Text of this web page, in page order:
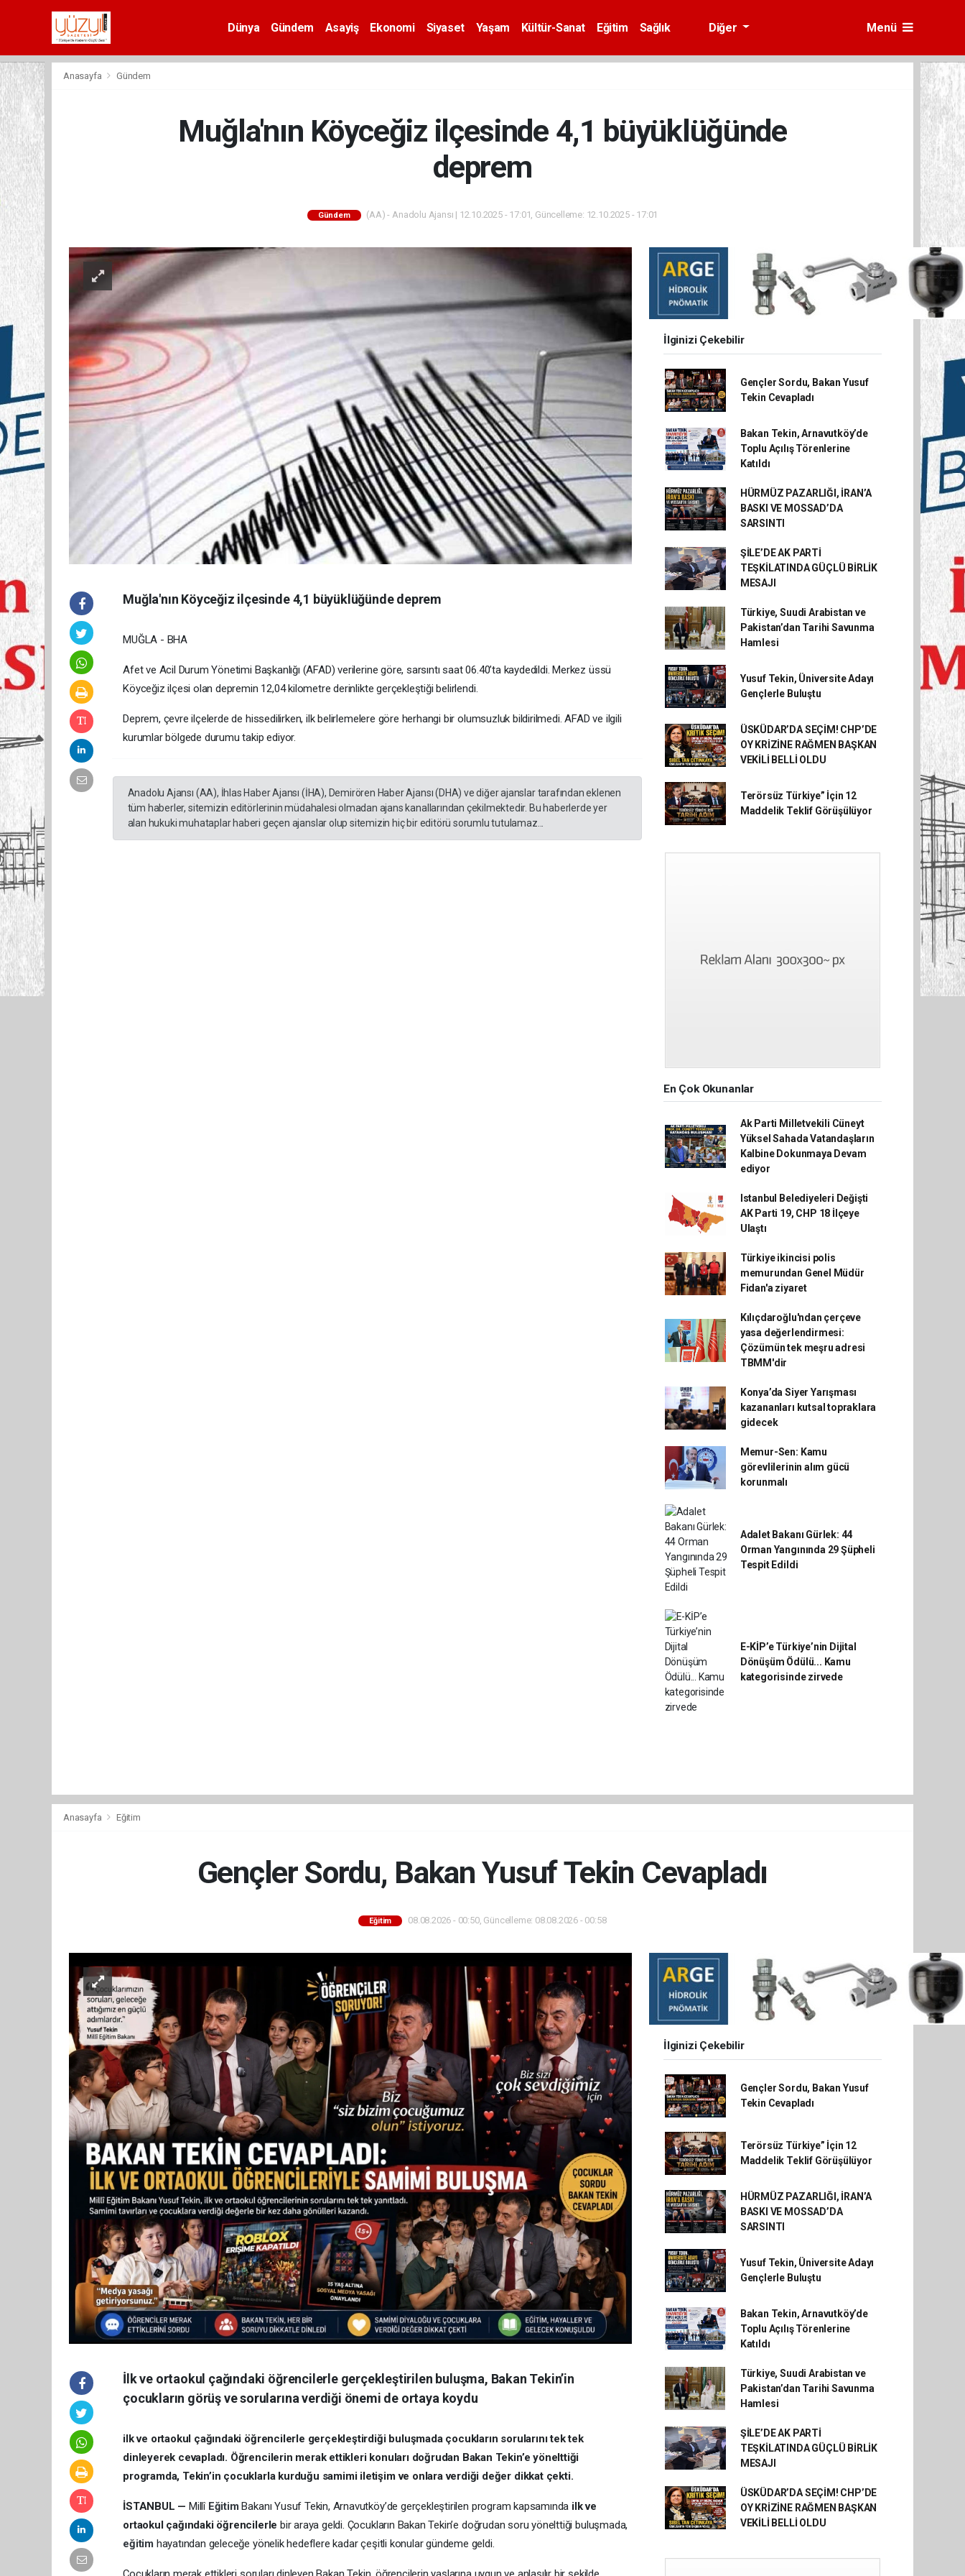
Dünya Gündem Asayiş Ekonomi Siyaset Yaşam Kültür-Sanat Eğitim
Sağlık
Diğer Menü
Anasayfa Gündem
Muğla'nın Köyceğiz ilçesinde 4,1 büyüklüğünde
deprem
Gündem (AA) - Anadolu Ajansı | 12.10.2025 - 17:01, Güncelleme: 12.10.2025 - 17:01
Muğla'nın Köyceğiz ilçesinde 4,1 büyüklüğünde deprem
MUĞLA - BHA
Afet ve Acil Durum Yönetimi Başkanlığı (AFAD) verilerine göre, sarsıntı saat 06.40’ta kaydedildi. Merkez üssü
Köyceğiz ilçesi olan depremin 12,04 kilometre derinlikte gerçekleştiği belirlendi.
Deprem, çevre ilçelerde de hissedilirken, ilk belirlemelere göre herhangi bir olumsuzluk bildirilmedi. AFAD ve ilgili
kurumlar bölgede durumu takip ediyor.
Anadolu Ajansı (AA), İhlas Haber Ajansı (İHA), Demirören Haber Ajansı (DHA) ve diğer ajanslar tarafından eklenen
tüm haberler, sitemizin editörlerinin müdahalesi olmadan ajans kanallarından çekilmektedir. Bu haberlerde yer
alan hukuki muhataplar haberi geçen ajanslar olup sitemizin hiç bir editörü sorumlu tutulamaz...
İlginizi Çekebilir
Gençler Sordu, Bakan Yusuf
Tekin Cevapladı
Bakan Tekin, Arnavutköy’de
Toplu Açılış Törenlerine
Katıldı
HÜRMÜZ PAZARLIĞI, İRAN’A
BASKI VE MOSSAD’DA
SARSINTI
ŞİLE’DE AK PARTİ
TEŞKİLATINDA GÜÇLÜ BİRLİK
MESAJI
Türkiye, Suudi Arabistan ve
Pakistan’dan Tarihi Savunma
Hamlesi
Yusuf Tekin, Üniversite Adayı
Gençlerle Buluştu
ÜSKÜDAR’DA SEÇİM! CHP’DE
OY KRİZİNE RAĞMEN BAŞKAN
VEKİLİ BELLİ OLDU
Terörsüz Türkiye” İçin 12
Maddelik Teklif Görüşülüyor
En Çok Okunanlar
Ak Parti Milletvekili Cüneyt
Yüksel Sahada Vatandaşların
Kalbine Dokunmaya Devam
ediyor
Istanbul Belediyeleri Değişti
AK Parti 19, CHP 18 İlçeye
Ulaştı
Türkiye ikincisi polis
memurundan Genel Müdür
Fidan'a ziyaret
Kılıçdaroğlu'ndan çerçeve
yasa değerlendirmesi:
Çözümün tek meşru adresi
TBMM'dir
Konya’da Siyer Yarışması
kazananları kutsal topraklara
gidecek
Memur-Sen: Kamu
görevlilerinin alım gücü
korunmalı
Adalet Bakanı Gürlek: 44
Orman Yangınında 29 Şüpheli
Tespit Edildi
E-KİP’e Türkiye’nin Dijital
Dönüşüm Ödülü... Kamu
kategorisinde zirvede
Anasayfa Eğitim
Gençler Sordu, Bakan Yusuf Tekin Cevapladı
Eğitim 08.08.2026 - 00:50, Güncelleme: 08.08.2026 - 00:58
İlk ve ortaokul çağındaki öğrencilerle gerçekleştirilen buluşma, Bakan Tekin’in
çocukların görüş ve sorularına verdiği önemi de ortaya koydu
ilk ve ortaokul çağındaki öğrencilerle gerçekleştirdiği buluşmada çocukların sorularını tek tek
dinleyerek cevapladı. Öğrencilerin merak ettikleri konuları doğrudan Bakan Tekin’e yönelttiği
programda, Tekin’in çocuklarla kurduğu samimi iletişim ve onlara verdiği değer dikkat çekti.
İSTANBUL — Millî EğitimBakanı Yusuf Tekin, Arnavutköy’de gerçekleştirilen program kapsamında ilk ve
ortaokul çağındaki öğrencilerle bir araya geldi. Çocukların Bakan Tekin’e doğrudan soru yönelttiği buluşmada,
eğitim hayatından geleceğe yönelik hedeflere kadar çeşitli konular gündeme geldi.
İlginizi Çekebilir
Gençler Sordu, Bakan Yusuf
Tekin Cevapladı
Terörsüz Türkiye” İçin 12
Maddelik Teklif Görüşülüyor
HÜRMÜZ PAZARLIĞI, İRAN’A
BASKI VE MOSSAD’DA
SARSINTI
Yusuf Tekin, Üniversite Adayı
Gençlerle Buluştu
Bakan Tekin, Arnavutköy’de
Toplu Açılış Törenlerine
Katıldı
Türkiye, Suudi Arabistan ve
Pakistan’dan Tarihi Savunma
Hamlesi
ŞİLE’DE AK PARTİ
TEŞKİLATINDA GÜÇLÜ BİRLİK
MESAJI
ÜSKÜDAR’DA SEÇİM! CHP’DE
OY KRİZİNE RAĞMEN BAŞKAN
VEKİLİ BELLİ OLDU